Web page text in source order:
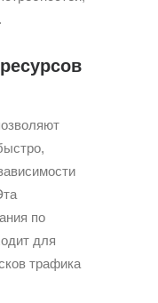
по
для
трафика